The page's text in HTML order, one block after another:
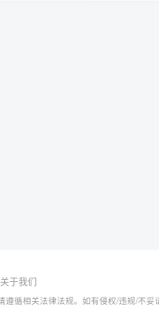
关于我们
循相关法律法规。如有侵权/违规/不妥